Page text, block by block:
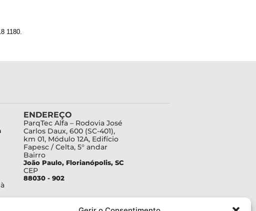
1180.
ENDEREÇO
ParqTec Alfa – Rodovia José
Carlos Daux, 600 (SC-401),
km 01, Módulo 12A, Edifício
Fapesc / Celta, 5° andar
Bairro
João Paulo, Florianópolis, SC
CEP
88030 - 902